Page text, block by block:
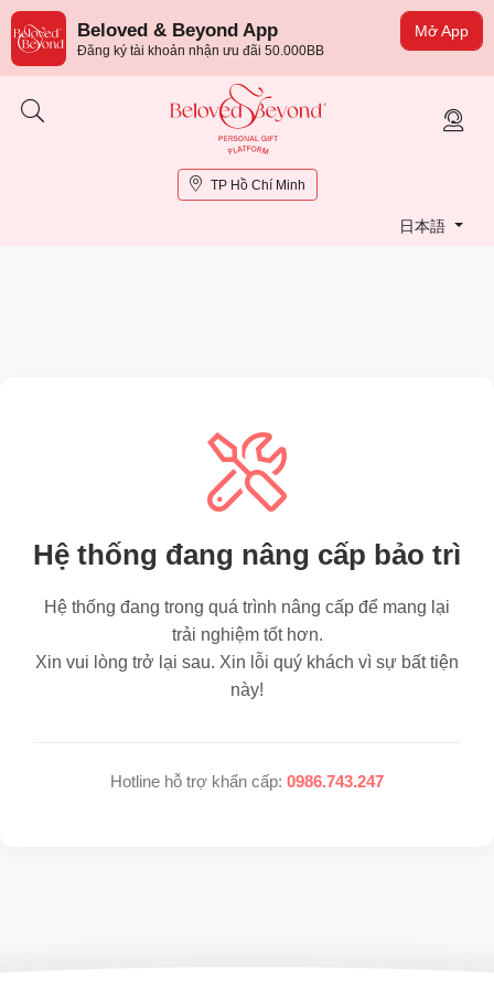
Mở App
Beloved & Beyond App
Đăng ký tài khoản nhận ưu đãi 50.000BB
TP Hồ Chí Minh
日本語
Hệ thống đang nâng cấp bảo trì
Hệ thống đang trong quá trình nâng cấp để mang lại
trải nghiệm tốt hơn.
Xin vui lòng trở lại sau. Xin lỗi quý khách vì sự bất tiện
này!
Hotline hỗ trợ khẩn cấp: 0986.743.247